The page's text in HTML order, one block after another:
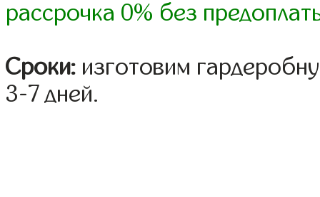
рассрочка 0% без
Сроки: изготовим
3-7 дней.